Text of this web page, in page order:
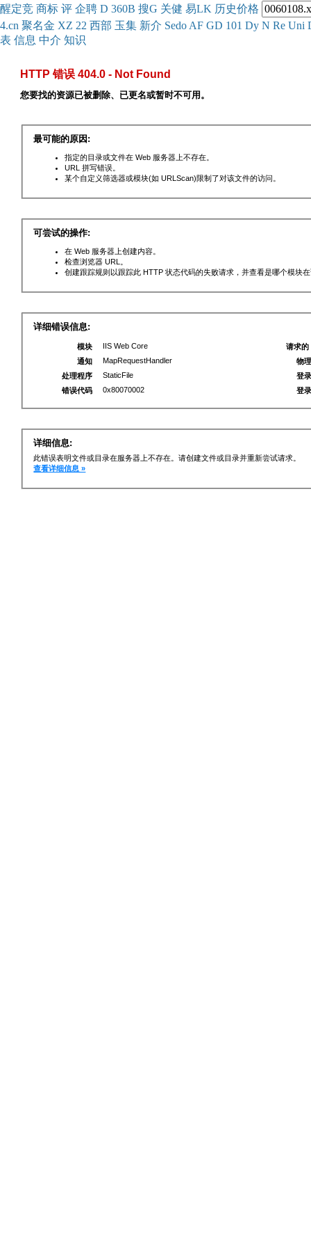
醒定竞 商标 评 企聘 D 360B 搜G 关健 易LK 历史价格
4.cn 聚名金 XZ 22 西部 玉集 新介 Sedo AF GD 101 Dy N Re Uni
表 信息 中介 知识